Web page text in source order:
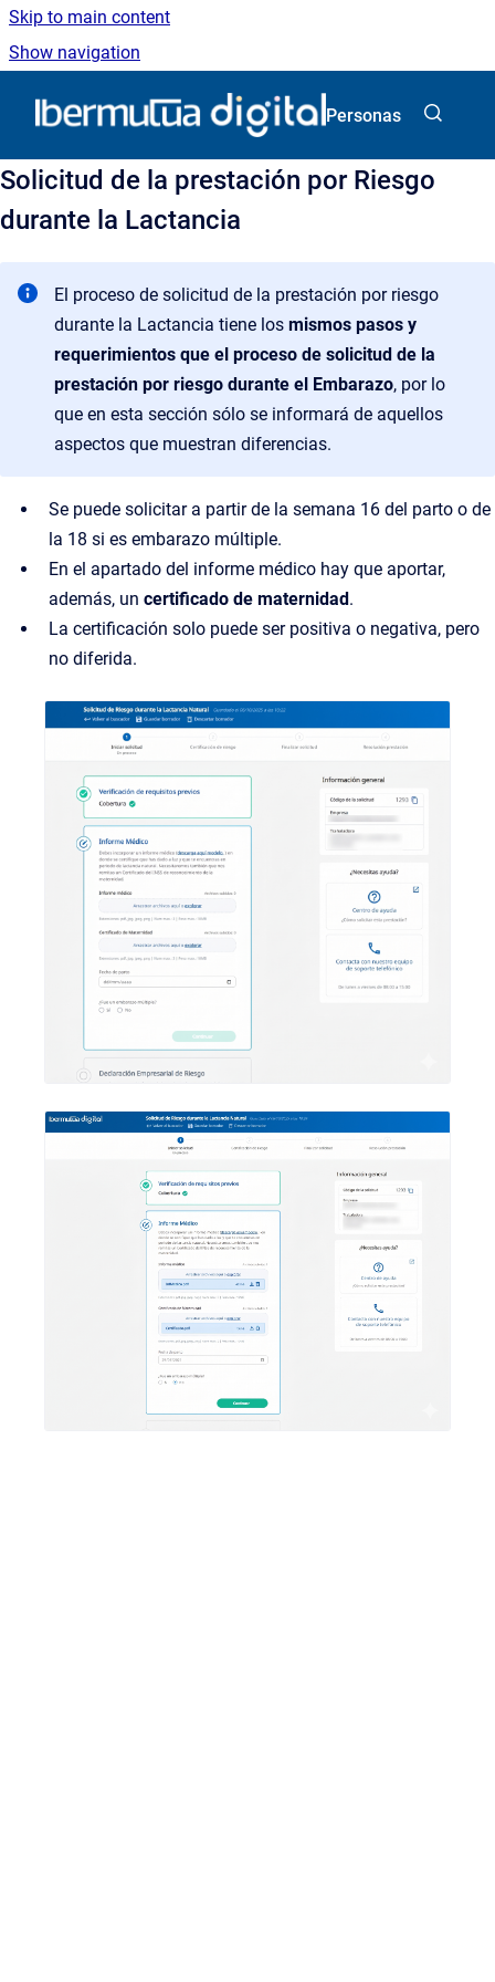
Skip to main content
Show navigation
Go to homepage
Personas
Solicitud de la prestación por Riesgo
durante la Lactancia
El proceso de solicitud de la prestación por riesgo
durante la Lactancia tiene los mismos pasos y
requerimientos que el proceso de solicitud de la
prestación por riesgo durante el Embarazo, por lo
que en esta sección sólo se informará de aquellos
aspectos que muestran diferencias.
Se puede solicitar a partir de la semana 16 del parto o de
la 18 si es embarazo múltiple.
En el apartado del informe médico hay que aportar,
además, un certificado de maternidad.
La certificación solo puede ser positiva o negativa, pero
no diferida.